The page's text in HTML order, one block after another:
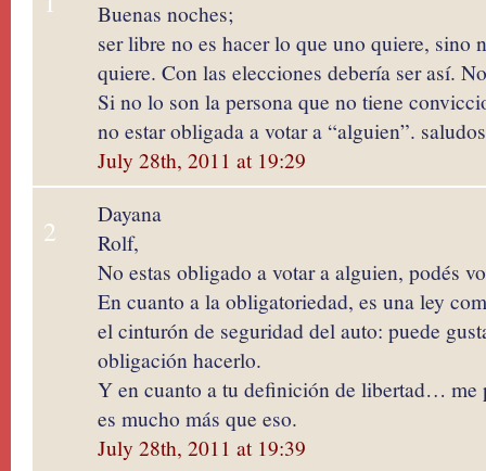
Buenas noches;
ser libre no es hacer lo que uno quiere, sino
quiere. Con las elecciones debería ser así.
Si no lo son la persona que no tiene
no estar obligada a votar a “alguien”.
July 28th, 2011 at 19:29
2
Dayana
Rolf,
No estas obligado a votar a alguien, podés
En cuanto a la obligatoriedad, es una ley
el cinturón de seguridad del auto: puede
obligación hacerlo.
Y en cuanto a tu definición de libertad… me
es mucho más que eso.
July 28th, 2011 at 19:39